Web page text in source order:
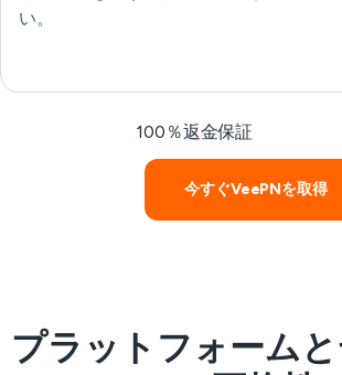
い。
100％返金保証
今すぐVeePNを取得
プラットフォーム